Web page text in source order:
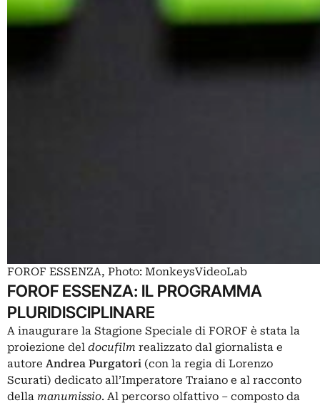
FOROF ESSENZA, Photo: MonkeysVideoLab
FOROF ESSENZA: IL PROGRAMMA
PLURIDISCIPLINARE
A inaugurare la Stagione Speciale di FOROF è stata la
proiezione del docufilm realizzato dal giornalista e
autore Andrea Purgatori (con la regia di Lorenzo
Scurati) dedicato all’Imperatore Traiano e al racconto
della manumissio. Al percorso olfattivo – composto da